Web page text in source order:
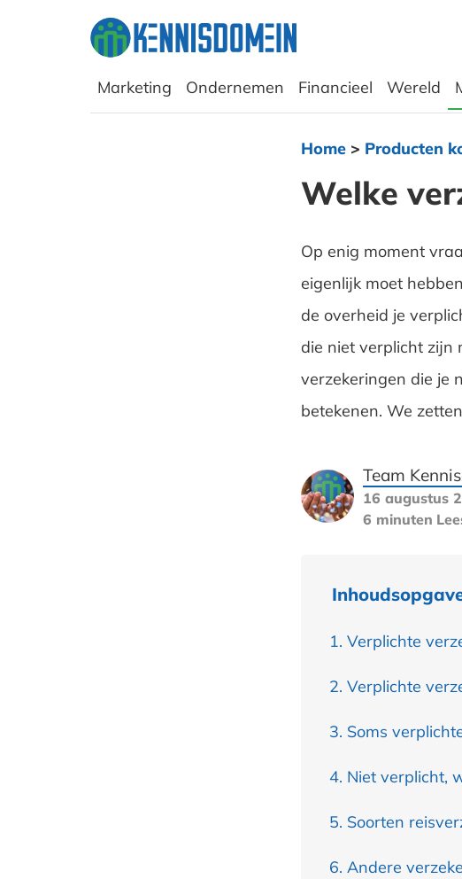
Marketing Ondernemen Financieel Wereld
Home> Producten
Welke
Op enig moment
eigenlijk moet
de overheid je
die niet verplicht zijn
verzekeringen die je
betekenen. We
Team
16 augustus
6 minuten
Verplichte
Verplichte
Soms
Niet verplicht,
Soorten
Andere